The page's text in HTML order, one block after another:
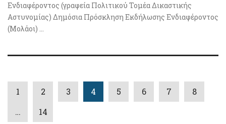
Ενδιαφέροντος (γραφεία Πολιτικού Τομέα Δικαστικής
Αστυνομίας) Δημόσια Πρόσκληση Εκδήλωσης Ενδιαφέροντος
(Μολάοι) ...
1 2 3 4 5 6 7
8
…
14